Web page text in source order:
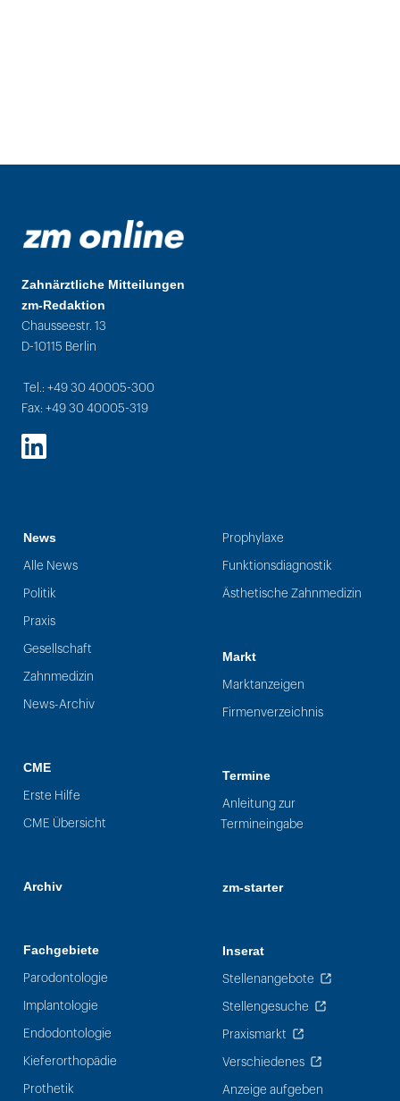
Zahnärztliche Mitteilungen
zm-Redaktion
Chausseestr. 13
D-10115 Berlin
Tel.: +49 30 40005-300
Fax: +49 30 40005-319
LinkedIn
News
Alle News
Politik
Praxis
Gesellschaft
Zahnmedizin
News-Archiv
CME
Erste Hilfe
CME Übersicht
Archiv
Fachgebiete
Parodontologie
Implantologie
Endodontologie
Kieferorthopädie
Prothetik
Prophylaxe
Funktionsdiagnostik
Ästhetische Zahnmedizin
Markt
Marktanzeigen
Firmenverzeichnis
Termine
Anleitung zur
Termineingabe
zm-starter
Inserat
Stellenangebote
Stellengesuche
Praxismarkt
Verschiedenes
Anzeige aufgeben